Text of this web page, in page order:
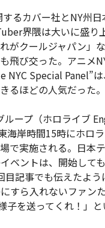
るカバー社とNY州日
界隈は大いに盛り
がクールジャパン」
び交った。アニメ
Special Panel”
るほどの人気だった。
ープ（ホロライブ
岸時間15時にホロ
で実施される。日本
ベントは、開始して
記事でも伝えたよう
すら入れないファン
子を送ってくれ！」